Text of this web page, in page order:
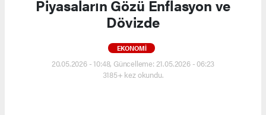
Piyasaların Gözü Enflasyon ve
Dövizde
EKONOMI
20.05.2026 - 10:48, Güncelleme: 21.05.2026 - 06:23
3185+ kez okundu.